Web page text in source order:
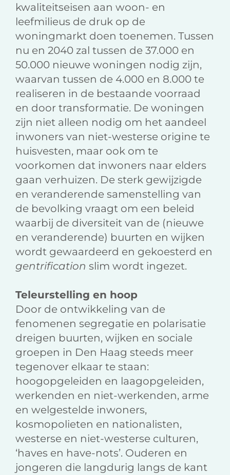
kwaliteitseisen aan woon- en
leefmilieus de druk op de
woningmarkt doen toenemen. Tussen
nu en 2040 zal tussen de 37.000 en
50.000 nieuwe woningen nodig zijn,
waarvan tussen de 4.000 en 8.000 te
realiseren in de bestaande voorraad
en door transformatie. De woningen
zijn niet alleen nodig om het aandeel
inwoners van niet-westerse origine te
huisvesten, maar ook om te
voorkomen dat inwoners naar elders
gaan verhuizen. De sterk gewijzigde
en veranderende samenstelling van
de bevolking vraagt om een beleid
waarbij de diversiteit van de (nieuwe
en veranderende) buurten en wijken
wordt gewaardeerd en gekoesterd en
gentrification slim wordt ingezet.
Teleurstelling en hoop
Door de ontwikkeling van de
fenomenen segregatie en polarisatie
dreigen buurten, wijken en sociale
groepen in Den Haag steeds meer
tegenover elkaar te staan:
hoogopgeleiden en laagopgeleiden,
werkenden en niet-werkenden, arme
en welgestelde inwoners,
kosmopolieten en nationalisten,
westerse en niet-westerse culturen,
‘haves en have-nots’. Ouderen en
jongeren die langdurig langs de kant